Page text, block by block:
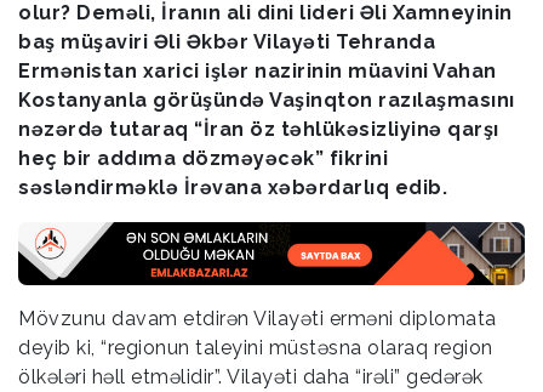
olur? Deməli, İranın ali dini lideri Əli Xamneyinin
baş müşaviri Əli Əkbər Vilayəti Tehranda
Ermənistan xarici işlər nazirinin müavini Vahan
Kostanyanla görüşündə Vaşinqton razılaşmasını
nəzərdə tutaraq “İran öz təhlükəsizliyinə qarşı
heç bir addıma dözməyəcək” fikrini
səsləndirməklə İrəvana xəbərdarlıq edib.
Mövzunu davam etdirən Vilayəti erməni diplomata
deyib ki, “regionun taleyini müstəsna olaraq region
ölkələri həll etməlidir”. Vilayəti daha “irəli” gedərək